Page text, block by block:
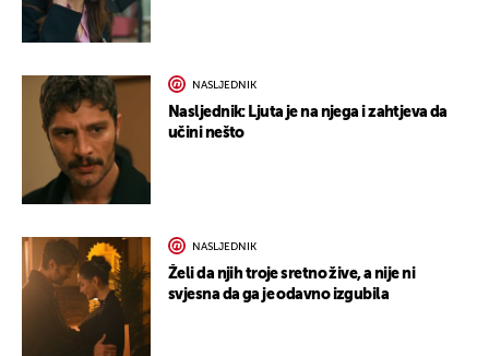
NASLJEDNIK
Nasljednik: Ljuta je na njega i zahtjeva da
učini nešto
NASLJEDNIK
Želi da njih troje sretno žive, a nije ni
svjesna da ga je odavno izgubila